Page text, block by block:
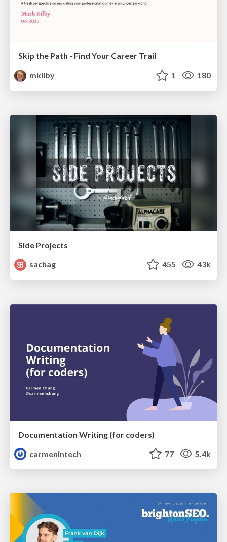
Skip the Path - Find Your Career Trail
mkilby
1 180
Side Projects
sachag
455 43k
Documentation Writing (for coders)
carmenintech
77 5.4k